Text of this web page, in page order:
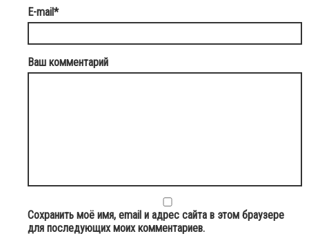
E-mail*
Ваш комментарий
Сохранить моё имя, email и адрес сайта в этом браузере
для последующих моих комментариев.